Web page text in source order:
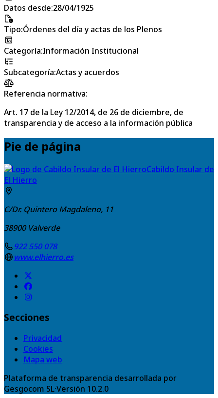
Datos desde:28/04/1925
Tipo:Órdenes del día y actas de los Plenos
Categoría:Información Institucional
Subcategoría:Actas y acuerdos
Referencia normativa:
Art. 17 de la Ley 12/2014, de 26 de diciembre, de
transparencia y de acceso a la información pública
Pie de página
Cabildo Insular de
El Hierro
C/Dr. Quintero Magdaleno, 11
38900 Valverde
922 550 078
www.elhierro.es
Secciones
Privacidad
Cookies
Mapa web
Plataforma de transparencia desarrollada por
Gesgocom SL·Versión 10.2.0